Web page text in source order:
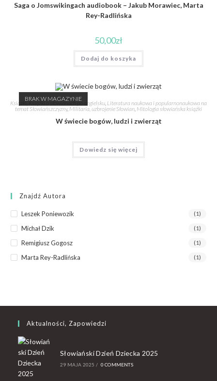
Saga o Jomswikingach audiobook – Jakub Morawiec, Marta
Rey-Radlińska
50,00zł
Dodaj do koszyka
BRAK W MAGAZYNIE
Książki, Książki o słowianach po angielsku Literatura naukowa i popularnonaukowa na
temat Słowiańszczyzny, Militaria, uzbrojenie Słowian Mitologia słowiańska książki
W świecie bogów, ludzi i zwierząt
Dowiedz się więcej
Znajdź Autora
Leszek Poniewozik (1)
Michał Dzik (1)
Remigiusz Gogosz (1)
Marta Rey-Radlińska (1)
Aktualności, Zapowiedzi
Słowiański Dzień Dziecka 2025
29 MAJA 2025 / 0 COMMENTS